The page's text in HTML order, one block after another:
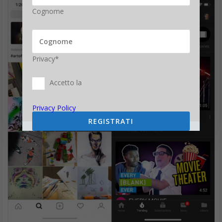
Cognome
Privacy*
Accetto la
Privacy Policy
REGISTRATI